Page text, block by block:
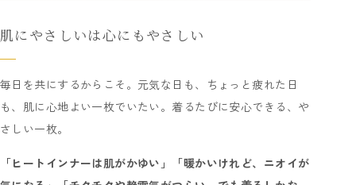
肌にやさしいは心にもやさしい
毎日を共にするからこそ。元気な日も、ちょっと疲れた日
も、肌に心地よい一枚でいたい。着るたびに安心できる、や
さしい一枚。
「ヒートインナーは肌がかゆい」「暖かいけれど、ニオイが